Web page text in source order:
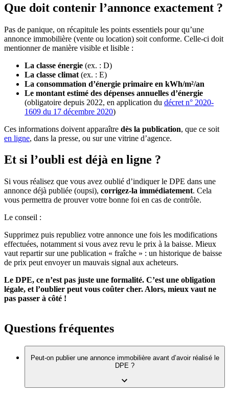
Que doit contenir l’annonce exactement ?
Pas de panique, on récapitule les points essentiels pour qu’une
annonce immobilière (vente ou location) soit conforme. Celle-ci doit
mentionner de manière visible et lisible :
La classe énergie (ex. : D)
La classe climat (ex. : E)
La consommation d’énergie primaire en kWh/m²/an
Le montant estimé des dépenses annuelles d’énergie
(obligatoire depuis 2022, en application du décret n° 2020-
1609 du 17 décembre 2020)
Ces informations doivent apparaître dès la publication, que ce soit
en ligne, dans la presse, ou sur une vitrine d’agence.
Et si l’oubli est déjà en ligne ?
Si vous réalisez que vous avez oublié d’indiquer le DPE dans une
annonce déjà publiée (oupsi), corrigez-la immédiatement. Cela
vous permettra de prouver votre bonne foi en cas de contrôle.
Le conseil :
Supprimez puis republiez votre annonce une fois les modifications
effectuées, notamment si vous avez revu le prix à la baisse. Mieux
vaut repartir sur une publication « fraîche » : un historique de baisse
de prix peut envoyer un mauvais signal aux acheteurs.
Le DPE, ce n’est pas juste une formalité. C’est une obligation
légale, et l’oublier peut vous coûter cher. Alors, mieux vaut ne
pas passer à côté !
Questions fréquentes
Peut-on publier une annonce immobilière avant d’avoir réalisé le
DPE ?